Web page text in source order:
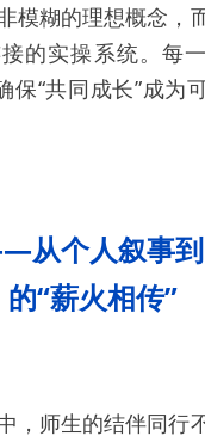
模糊的理想概念，
的实操系统。每
保“共同成长”成为
从个人叙事
的“薪火相传”
，师生的结伴同行